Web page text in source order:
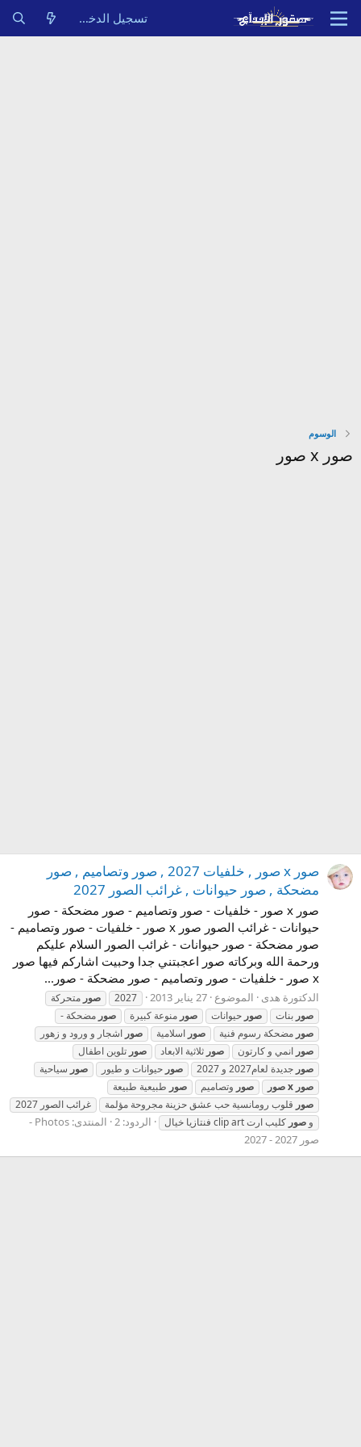
تسجيل الدخول
الوسوم
صور x صور
صور x صور , خلفيات 2027 , صور وتصاميم , صور
مضحكة , صور حيوانات , غرائب الصور 2027
صور x صور - خلفيات - صور وتصاميم - صور مضحكة - صور
حيوانات - غرائب الصور صور x صور - خلفيات - صور وتصاميم -
صور مضحكة - صور حيوانات - غرائب الصور السلام عليكم
ورحمة الله وبركاته صور اعجبتني جدا وحبيت اشاركم فيها صور
x صور - خلفيات - صور وتصاميم - صور مضحكة - صور...
الدكتورة هدى الموضوع 27 يناير 2013 2027 صور متحركة
صور بنات صور حيوانات صور منوعة كبيرة صور مضحكة -
صور مضحكة رسوم فنية صور اسلامية صور اشجار و ورود و زهور
صور انمي و كارتون صور ثلاثية الابعاد صور تلوين اطفال
صور جديدة لعام2027 و 2027 صور حيوانات و طيور صور سياحية
صور xصور صور وتصاميم صور طبيعية طبيعة
صور قلوب رومانسية حب عشق حزينة مجروحة مؤلمة
غرائب الصور 2027
و صور كليب ارت clip art فنتازيا خيال الردود: 2 المنتدى:
Photos -
صور 2027 - 2027